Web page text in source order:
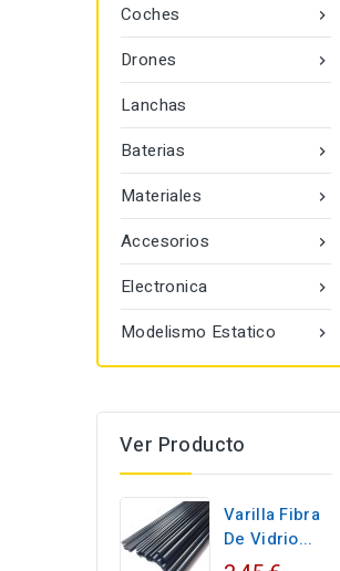

Coches

Drones
Lanchas

Baterias

Materiales

Accesorios

Electronica

Modelismo Estatico
Ver Producto
Varilla Fibra
De Vidrio...